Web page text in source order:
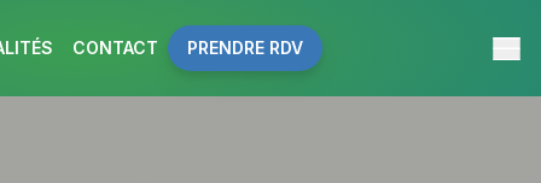
CONTACT PRENDRE RDV